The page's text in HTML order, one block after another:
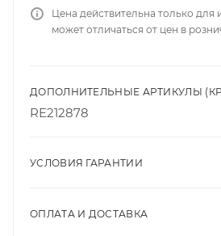
Цена действительна только для
может отличаться от цен в
ДОПОЛНИТЕЛЬНЫЕ АРТИКУЛЫ
RE212878
УСЛОВИЯ ГАРАНТИИ
ОПЛАТА И ДОСТАВКА